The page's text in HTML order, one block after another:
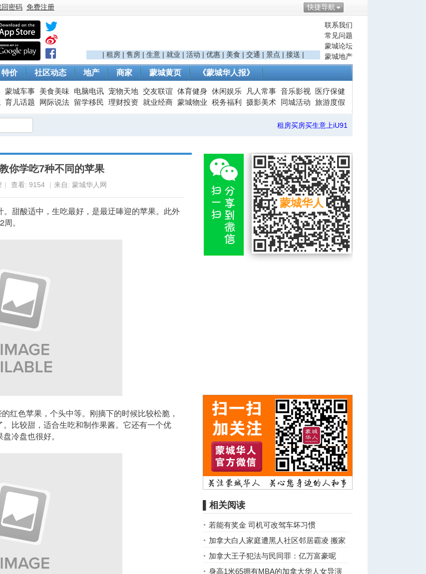
快捷导航
回密码 免费注册
联系我们
常见问题
蒙城论坛
蒙城地产
| 租房 | 售房 | 生意 | 就业 | 活动 | 优惠 | 美食 | 交通 | 景点 | 接送 |
特价 社区动态 地产 商家 蒙城黄页 《蒙城华人报》
蒙城车事 美食美味 电脑电讯 宠物天地 交友联谊 体育健身 休闲娱乐 凡人常事 音乐影视
医疗保健
育儿话题 网际说法 留学移民 理财投资 就业经商 蒙城物业 税务福利 摄影美术 同城活动 旅游度假
租房买房买生意上iU91
你学吃7种不同的苹果
| 查看: 9154 | 来自: 蒙城华人网
甜酸适中，生吃最好，是最迂唪迎的苹果。此外
。
红色苹果，个头中等。刚摘下的时候比较松脆，
比较甜，适合生吃和制作果酱。它还有一个优
冷盘也很好。
▌相关阅读
若能有奖金 司机可改驾车坏习惯
加拿大白人家庭遭黑人社区邻居霸凌 搬家
(组图)
加拿大王子犯法与民同罪：亿万富豪呢
身高1米65拥有MBA的加拿大华人女导演